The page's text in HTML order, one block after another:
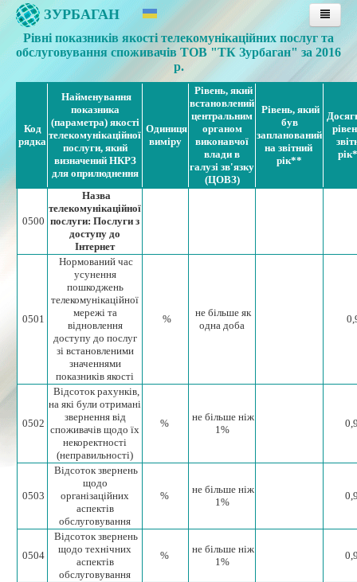
ЗУРБАГАН
Головна
Тарифи
Публічна оферта
Інструкції
Інструкції з оплати послуг
Оплата послуг банківською картою
Особиста сторінка
Контакти
Рівні показників якості телекомунікаційних послуг та
обслуговування споживачів ТОВ "ТК Зурбаган" за 2016
р.
Код
рядка
Найменування
показника
(параметра) якості
телекомунікаційної
послуги, який
визначений НКРЗ
для оприлюднення
Одиниця
виміру
Рівень, який
встановлений
центральним
органом
виконавчої
влади в
галузі зв'язку
(ЦОВЗ)
Рівень, який
був
запланований
на звітний
рік**
0500
Назва
телекомунікаційної
послуги: Послуги з
доступу до
Інтернет
0501
Нормований час
усунення
пошкоджень
телекомунікаційної
мережі та
відновлення
доступу до послуг
зі встановленими
значеннями
показників якості
%
не більше як
одна доба
0502
Відсоток рахунків,
на які були отримані
звернення від
споживачів щодо їх
некоректності
(неправильності)
%
не більше ніж
1%
0503
Відсоток звернень
щодо
організаційних
аспектів
обслуговування
%
не більше ніж
1%
0504
Відсоток звернень
щодо технічних
аспектів
обслуговування
%
не більше ніж
1%